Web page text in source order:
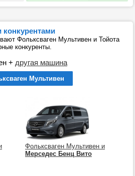
конкурентами
Фольксваген Мультивен и Тойота
конкуренты.
+ другая машина
Мультивен
Фольксваген Мультивен и
Мерседес Бенц Вито